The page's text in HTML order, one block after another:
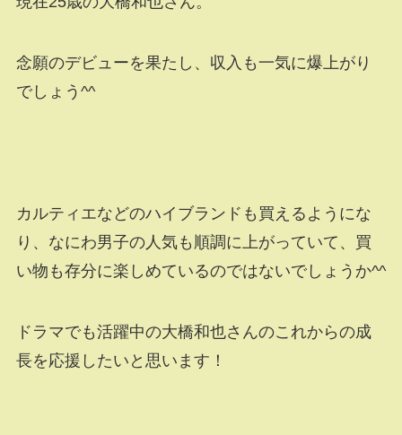
念願のデビューを果たし、収入も一気に爆上がり
でしょう^^
カルティエなどのハイブランドも買えるようにな
り、なにわ男子の人気も順調に上がっていて、買
い物も存分に楽しめているのではないでしょうか^^
ドラマでも活躍中の大橋和也さんのこれからの成
長を応援したいと思います！